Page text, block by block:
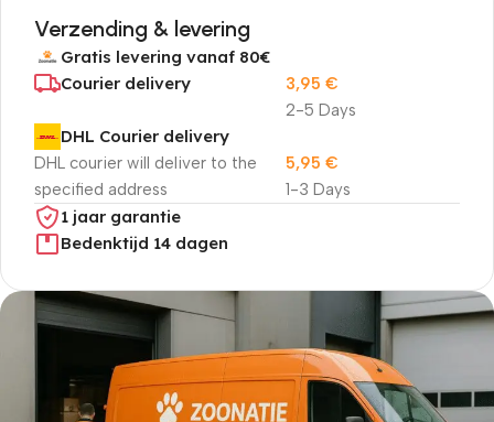
Verzending & levering
Gratis levering vanaf 80€
Courier delivery
2-5 Days
3,95 €
DHL Courier delivery
DHL courier will deliver to the
specified address
1-3 Days
5,95 €
1 jaar garantie
Bedenktijd 14 dagen